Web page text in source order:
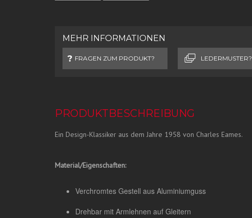
MEHR INFORMATIONEN
FRAGEN ZUM PRODUKT? LEDERMUSTER?
PRODUKTBESCHREIBUNG
Ein Design-Klassiker aus dem Jahre 1958 von Charles Eames.
Material/Eigenschaften:
Verchromtes Gestell aus Aluminiumguss
Drehbar mit Armlehnen auf Gleitern